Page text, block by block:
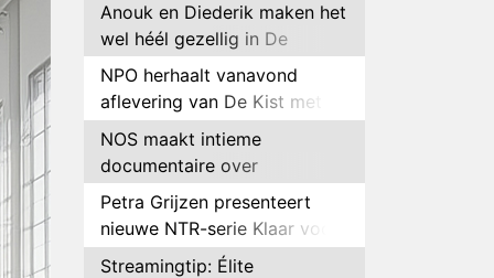
Anouk en Diederik maken het
wel héél gezellig in De
Bondgenoten
NPO herhaalt vanavond
aflevering van De Kist met
Peter Faber
NOS maakt intieme
documentaire over
hockeyster Yibbi Jansen
Petra Grijzen presenteert
nieuwe NTR-serie Klaar voor
de oorlog
Streamingtip: Élite